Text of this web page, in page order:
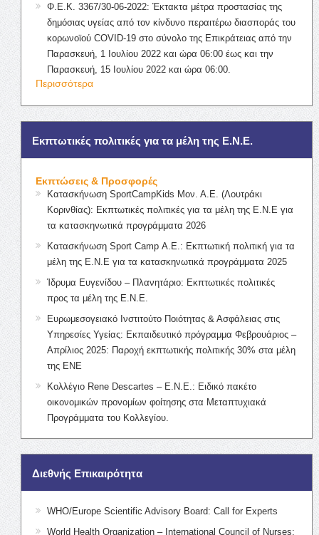
Φ.Ε.Κ. 3367/30-06-2022: Έκτακτα μέτρα προστασίας της
δημόσιας υγείας από τον κίνδυνο περαιτέρω διασποράς του
κορωνοϊού COVID-19 στο σύνολο της Επικράτειας από την
Παρασκευή, 1 Ιουλίου 2022 και ώρα 06:00 έως και την
Παρασκευή, 15 Ιουλίου 2022 και ώρα 06:00.
Περισσότερα
Εκπτωτικές πολιτικές για τα μέλη της Ε.Ν.Ε.
Εκπτώσεις & Προσφορές
Κατασκήνωση SportCampKids Μον. Α.Ε. (Λουτράκι
Κορινθίας): Εκπτωτικές πολιτικές για τα μέλη της Ε.Ν.Ε για
τα κατασκηνωτικά προγράμματα 2026
Κατασκήνωση Sport Camp Α.Ε.: Εκπτωτική πολιτική για τα
μέλη της Ε.Ν.Ε για τα κατασκηνωτικά προγράμματα 2025
Ίδρυμα Ευγενίδου – Πλανητάριο: Εκπτωτικές πολιτικές
προς τα μέλη της Ε.Ν.Ε.
Ευρωμεσογειακό Ινστιτούτο Ποιότητας & Ασφάλειας στις
Υπηρεσίες Υγείας: Εκπαιδευτικό πρόγραμμα Φεβρουάριος –
Απρίλιος 2025: Παροχή εκπτωτικής πολιτικής 30% στα μέλη
της ΕΝΕ
Κολλέγιο Rene Descartes – Ε.Ν.Ε.: Ειδικό πακέτο
οικονομικών προνομίων φοίτησης στα Μεταπτυχιακά
Προγράμματα του Κολλεγίου.
Διεθνής Επικαιρότητα
WHO/Europe Scientific Advisory Board: Call for Experts
World Health Organization – International Council of Nurses: